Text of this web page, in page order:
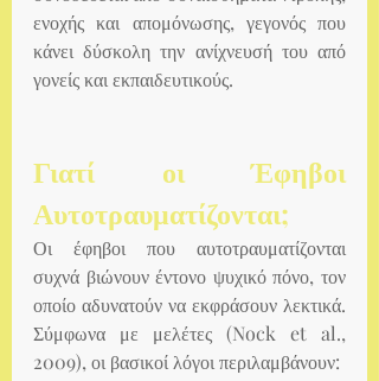
ενοχής και απομόνωσης, γεγονός που
κάνει δύσκολη την ανίχνευσή του από
γονείς και εκπαιδευτικούς.
Γιατί οι Έφηβοι
Αυτοτραυματίζονται;
Οι έφηβοι που αυτοτραυματίζονται
συχνά βιώνουν έντονο ψυχικό πόνο, τον
οποίο αδυνατούν να εκφράσουν λεκτικά.
Σύμφωνα με μελέτες (Nock et al.,
2009), οι βασικοί λόγοι περιλαμβάνουν: